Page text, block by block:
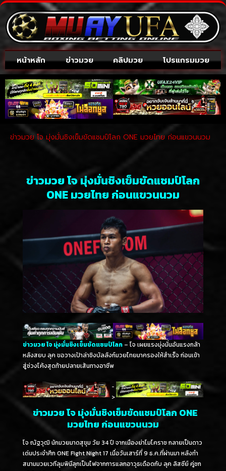
หน้าหลัก ข่าวมวย คลิปมวย โปรแกรมมวย
ข่าวมวย โจ มุ่งมั่นชิงเข็มขัดแชมป์โลก ONE มวยไทย ก่อนแขวนนวม
ข่าวมวย โจ มุ่งมั่นชิงเข็มขัดแชมป์โลก
ONE มวยไทย ก่อนแขวนนวม
ข่าวมวย โจ มุ่งมั่นชิงเข็มขัดแชมป์โลก – โจ เผยแรงมุ่งมั่นอันแรงกล้า
หลังสยบ ลุค ขอวางเป้าล่าชิงบัลลังก์มวยไทยมาครองให้สำเร็จ ก่อนเข้า
สู่ช่วงโค้งสุดท้ายปลายเส้นทางอาชีพ
-
>
ข่าวมวย โจ มุ่งมั่นชิงเข็มขัดแชมป์โลก ONE
มวยไทย ก่อนแขวนนวม
โจ ณัฐวุฒิ นักมวยมาดสุขุม วัย 34 ปี จากเมืองย่าโมโคราช กลายเป็นดาว
เด่นประจำศึก ONE Fight Night 17 เมื่อวันเสาร์ที่ 9 ธ.ค.ที่ผ่านมา หลังทำ
สนามมวยเวทีลุมพินีลุกเป็นไฟจากการแลกอาวุธเดือดกับ ลุค ลิสซีย์ คู่ชก